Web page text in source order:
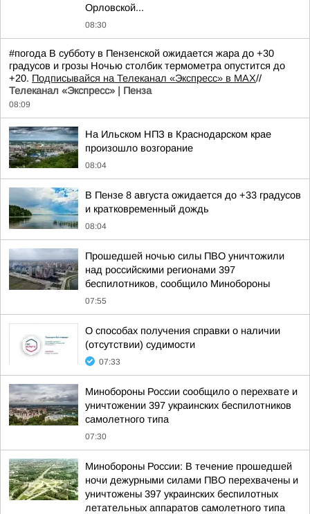
Орловской...
08:30
#погода В субботу в Пензенской ожидается жара до +30
градусов и грозы Ночью столбик термометра опустится до
+20. Подписывайся на Телеканал «Экспресс» в MAX//
Телеканал «Экспресс» | Пенза
08:09
На Ильском НПЗ в Краснодарском крае
произошло возгорание
08:04
В Пензе 8 августа ожидается до +33 градусов
и кратковременный дождь
08:04
Прошедшей ночью силы ПВО уничтожили
над российскими регионами 397
беспилотников, сообщило Минобороны
07:55
О способах получения справки о наличии
(отсутствии) судимости
07:33
Минобороны России сообщило о перехвате и
уничтожении 397 украинских беспилотников
самолетного типа
07:30
Минобороны России: В течение прошедшей
ночи дежурными силами ПВО перехвачены и
уничтожены 397 украинских беспилотных
летательных аппаратов самолетного типа